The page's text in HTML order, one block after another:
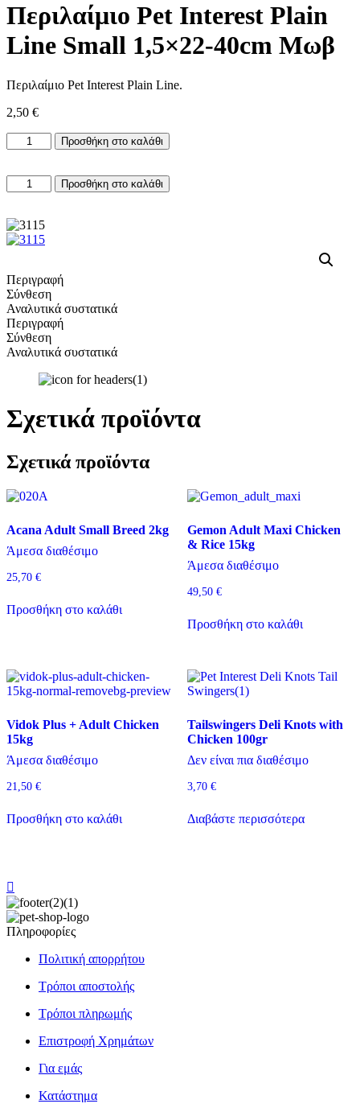
Περιλαίμιο Pet Interest Plain
Line Small 1,5×22-40cm Μωβ
Περιλαίμιο Pet Interest Plain Line.
2,50 €
Περιλαίμιο
Pet
Plain
Line
1,5×22-
40cm
Προσθήκη στο καλάθι
Περιλαίμιο
Pet
Plain
Line
40cm
Μωβ
ποσότητα
Προσθήκη στο καλάθι
Περιγραφή
Σύνθεση
Αναλυτικά συστατικά
Περιγραφή
Σύνθεση
Αναλυτικά συστατικά
Σχετικά προϊόντα
Σχετικά προϊόντα
Acana Adult Small Breed 2kg
Άμεσα διαθέσιμο
25,70 €
Προσθήκη στο καλάθι
Gemon Adult Maxi Chicken
& Rice 15kg
Άμεσα διαθέσιμο
49,50 €
Προσθήκη στο καλάθι
Vidok Plus + Adult Chicken
15kg
Άμεσα διαθέσιμο
21,50 €
Προσθήκη στο καλάθι
Tailswingers Deli Knots with
Chicken 100gr
Δεν είναι πια διαθέσιμο
3,70 €
Διαβάστε περισσότερα
Πληροφορίες
Πολιτική απορρήτου
Τρόποι αποστολής
Τρόποι πληρωμής
Επιστροφή Χρημάτων
Για εμάς
Κατάστημα